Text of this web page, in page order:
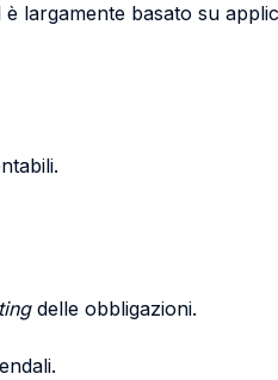
largamente basato su
delle obbligazioni.